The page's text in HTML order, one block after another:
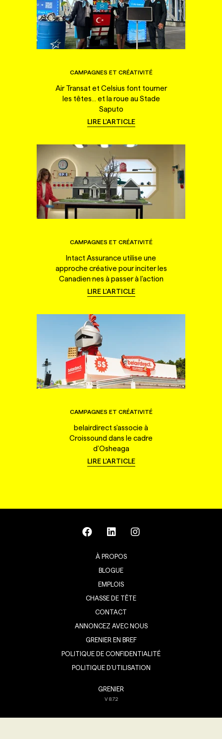
CAMPAGNES ET CRÉATIVITÉ
Air Transat et Celsius font tourner
les têtes... et la roue au Stade
Saputo
LIRE L'ARTICLE
CAMPAGNES ET CRÉATIVITÉ
Intact Assurance utilise une
approche créative pour inciter les
Canadien·nes à passer à l'action
LIRE L'ARTICLE
CAMPAGNES ET CRÉATIVITÉ
belairdirect s'associe à
Croissound dans le cadre
d'Osheaga
LIRE L'ARTICLE
À PROPOS
BLOGUE
EMPLOIS
CHASSE DE TÊTE
CONTACT
ANNONCEZ AVEC NOUS
GRENIER EN BREF
POLITIQUE DE CONFIDENTIALITÉ
POLITIQUE D’UTILISATION
GRENIER
V8.7.2